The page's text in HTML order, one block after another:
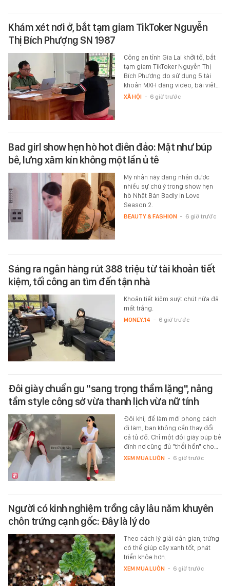
Khám xét nơi ở, bắt tạm giam TikToker Nguyễn
Thị Bích Phượng SN 1987
Công an tỉnh Gia Lai khởi tố, bắt
tạm giam TikToker Nguyễn Thị
Bích Phượng do sử dụng 5 tài
khoản MXH đăng video, bài viết…
XÃ HỘI - 6 giờ trước
Bad girl show hẹn hò hot điên đảo: Mặt như búp
bê, lưng xăm kín không một lần ủ tê
Mỹ nhân này đang nhận được
nhiều sự chú ý trong show hẹn
hò Nhật Bản Badly in Love
Season 2.
BEAUTY & FASHION - 6 giờ trước
Sáng ra ngân hàng rút 388 triệu từ tài khoản tiết
kiệm, tối công an tìm đến tận nhà
Khoản tiết kiệm suýt chút nữa đã
mất trắng.
MONEY.14 - 6 giờ trước
Đôi giày chuẩn gu "sang trọng thầm lặng", nâng
tầm style công sở vừa thanh lịch vừa nữ tính
Đôi khi, để làm mới phong cách
đi làm, bạn không cần thay đổi
cả tủ đồ. Chỉ một đôi giày búp bê
đính nơ cũng đủ "thổi hồn" cho…
XEM MUA LUÔN - 6 giờ trước
Người có kinh nghiệm trồng cây lâu năm khuyên
chôn trứng cạnh gốc: Đây là lý do
Theo cách lý giải dân gian, trứng
có thể giúp cây xanh tốt, phát
triển khỏe hơn.
XEM MUA LUÔN - 6 giờ trước